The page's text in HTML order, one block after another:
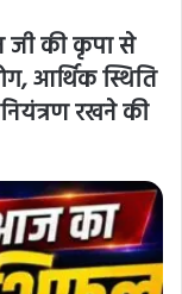
जी की कृपा से
आर्थिक स्थिति
रखने की